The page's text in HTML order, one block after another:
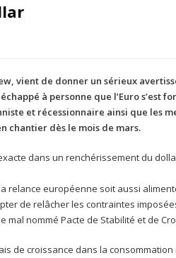
vient de donner un sérieux
échappé à personne que l’Euro s’est
et récessionnaire ainsi que les
chantier dès le mois de mars.
dans un renchérissement du
relance européenne soit aussi
de relâcher les contraintes
nommé Pacte de Stabilité et de
de croissance dans la consommation